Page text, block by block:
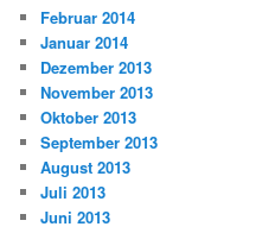
Februar 2014
Januar 2014
Dezember 2013
November 2013
Oktober 2013
September 2013
August 2013
Juli 2013
Juni 2013